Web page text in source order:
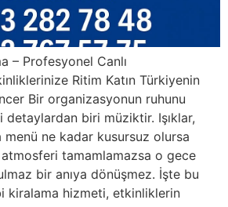
– Profesyonel Canlı
Ritim Katın Türkiyenin
Bir organizasyonun ruhunu
detaylardan biri müziktir. Işıklar,
ne kadar kusursuz olursa
tamamlamazsa o gece
bir anıya dönüşmez. İşte bu
kiralama hizmeti, etkinliklerin